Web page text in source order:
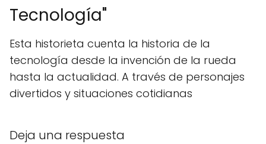
Tecnología"
Esta historieta cuenta la historia de la
tecnología desde la invención de la rueda
hasta la actualidad. A través de personajes
divertidos y situaciones cotidianas
Deja una respuesta